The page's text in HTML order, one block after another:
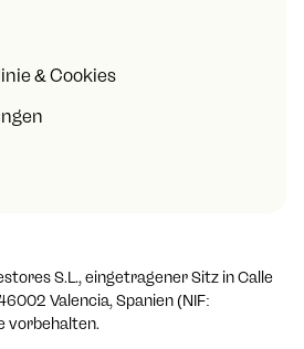
& Cookies
S.L., eingetragener Sitz in Calle
Valencia, Spanien (NIF:
vorbehalten.